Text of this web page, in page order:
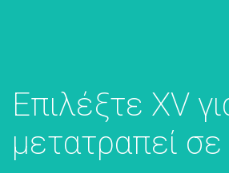
Επιλέξτε XV
μετατραπεί σε